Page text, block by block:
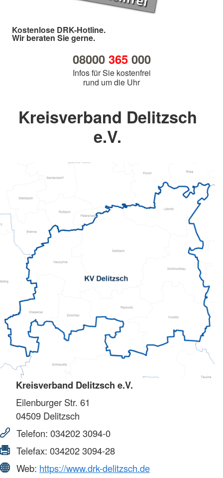
Kostenlose DRK-Hotline.
Wir beraten Sie gerne.
08000 365000
Infos für Sie kostenfrei
rund um die Uhr
Kreisverband Delitzsch
e.V.
Kreisverband Delitzsch e.V.
Eilenburger Str. 61
04509 Delitzsch
Telefon: 034202 3094-0
Telefax: 034202 3094-28
Web: https://www.drk-delitzsch.de